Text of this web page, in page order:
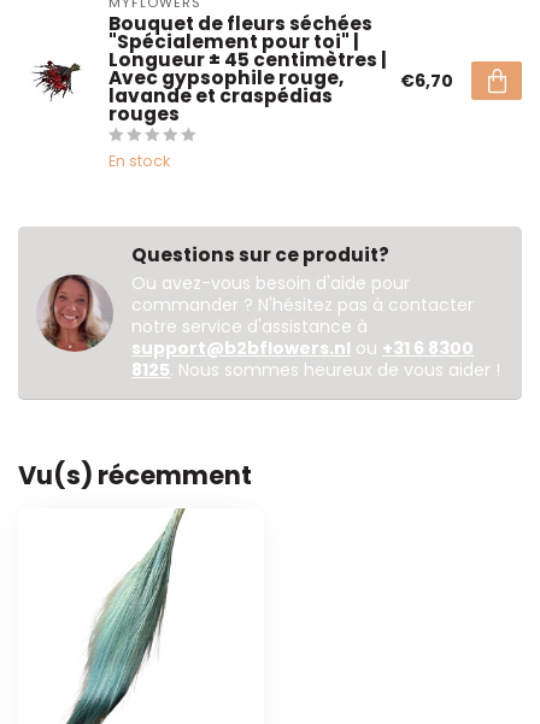
Bouquet de fleurs séchées
"Spécialement pour toi" |
Longueur ± 45 centimètres |
Avec gypsophile rouge,
lavande et craspédias
rouges
En stock
€6,70
Questions sur ce produit?
Ou avez-vous besoin d'aide pour
commander ? N'hésitez pas à contacter
notre service d'assistance à
support@b2bflowers.nl ou +31 6 8300
8125. Nous sommes heureux de vous aider !
Vu(s) récemment